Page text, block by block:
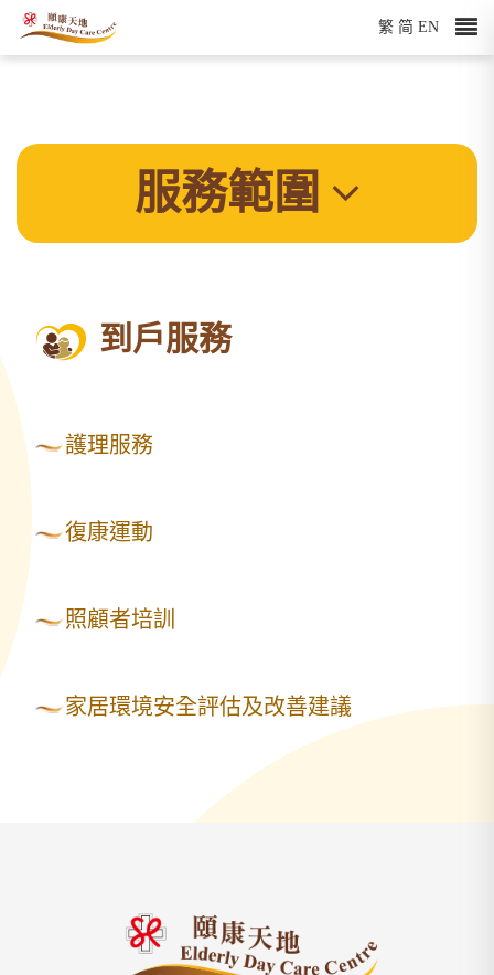
繁 简 EN
服務範圍
到戶服務
護理服務
復康運動
照顧者培訓
家居環境安全評估及改善建議